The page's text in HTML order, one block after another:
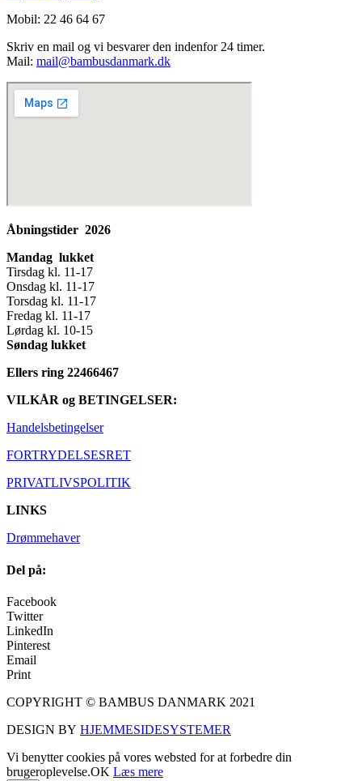
Mobil: 22 46 64 67
Skriv en mail og vi besvarer den indenfor 24 timer.
Mail: mail@bambusdanmark.dk
Åbningstider 2026
Mandag lukket
Tirsdag kl. 11-17
Onsdag kl. 11-17
Torsdag kl. 11-17
Fredag kl. 11-17
Lørdag kl. 10-15
Søndag lukket
Ellers ring 22466467
VILKÅR og BETINGELSER:
Handelsbetingelser
FORTRYDELSESRET
PRIVATLIVSPOLITIK
LINKS
Drømmehaver
Del på:
Facebook
Twitter
LinkedIn
Pinterest
Email
Print
COPYRIGHT © BAMBUS DANMARK 2021
DESIGN BY HJEMMESIDESYSTEMER
Vi benytter cookies på vores websted for at forbedre din
brugeroplevelse.OK Læs mere